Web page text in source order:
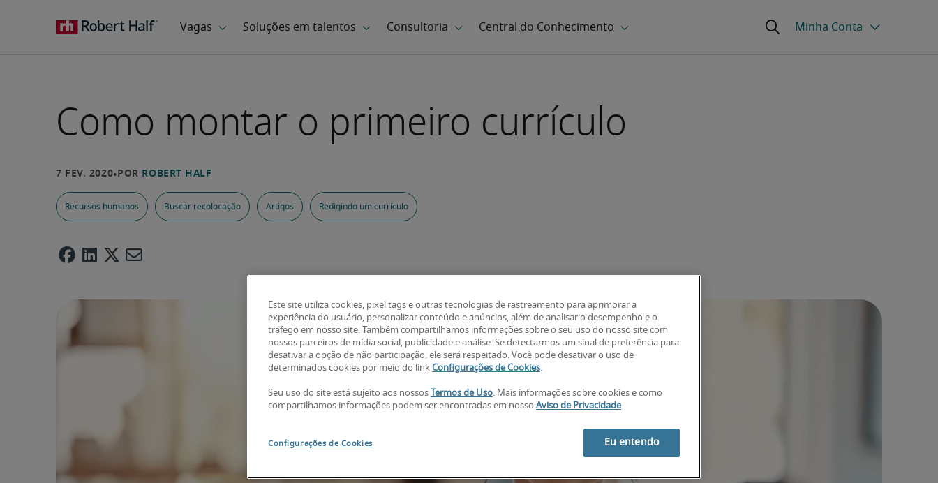
Como montar o primeiro currículo
Recursos humanos Buscar recolocação Artigos Redigindo um currículo
Este site utiliza cookies, pixel tags e outras tecnologias de rastreamento para aprimorar a
experiência do usuário, personalizar conteúdo e anúncios, além de analisar o desempenho e o
tráfego em nosso site. Também compartilhamos informações sobre o seu uso do nosso site com
nossos parceiros de mídia social, publicidade e análise. Se detectarmos um sinal de preferência para
desativar a opção de não participação, ele será respeitado. Você pode desativar o uso de
determinados cookies por meio do link Configurações de Cookies.
Seu uso do site está sujeito aos nossos Termos de Uso. Mais informações sobre cookies e como
compartilhamos informações podem ser encontradas em nosso Aviso de Privacidade.
Configurações de Cookies Eu entendo